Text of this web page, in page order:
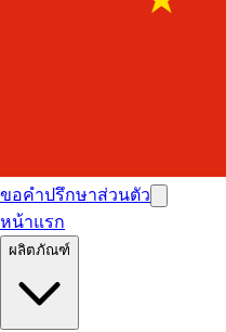
ขอคำปรึกษาส่วนตัว
หน้าแรก
ผลิตภัณฑ์